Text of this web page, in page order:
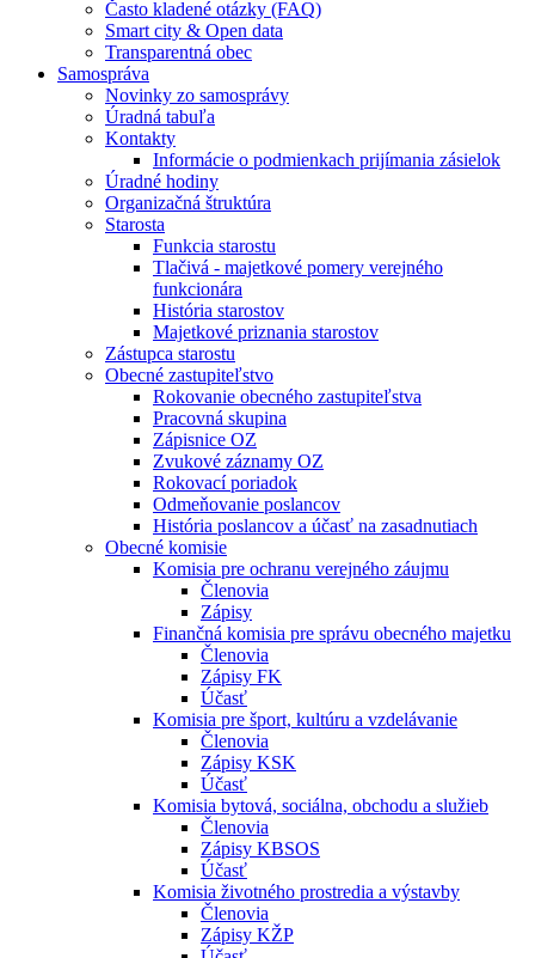
Často kladené otázky (FAQ)
Smart city & Open data
Transparentná obec
Samospráva
Novinky zo samosprávy
Úradná tabuľa
Kontakty
Informácie o podmienkach prijímania zásielok
Úradné hodiny
Organizačná štruktúra
Starosta
Funkcia starostu
Tlačivá - majetkové pomery verejného
funkcionára
História starostov
Majetkové priznania starostov
Zástupca starostu
Obecné zastupiteľstvo
Rokovanie obecného zastupiteľstva
Pracovná skupina
Zápisnice OZ
Zvukové záznamy OZ
Rokovací poriadok
Odmeňovanie poslancov
História poslancov a účasť na zasadnutiach
Obecné komisie
Komisia pre ochranu verejného záujmu
Členovia
Zápisy
Finančná komisia pre správu obecného majetku
Členovia
Zápisy FK
Účasť
Komisia pre šport, kultúru a vzdelávanie
Členovia
Zápisy KSK
Účasť
Komisia bytová, sociálna, obchodu a služieb
Členovia
Zápisy KBSOS
Účasť
Komisia životného prostredia a výstavby
Členovia
Zápisy KŽP